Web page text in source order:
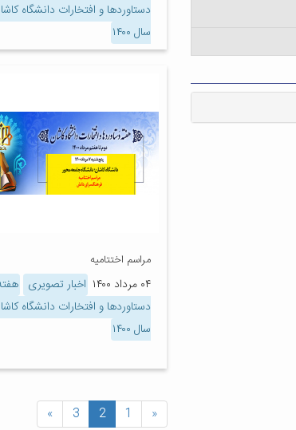
دستاوردها و افتخارات دانشگاه
سال ۱۴۰۰
مراسم اختتامیه
۰۴ مرداد ۱۴۰۰ اخبار تصویری
دستاوردها و افتخارات دانشگاه
سال ۱۴۰۰
«
1
2
3
»